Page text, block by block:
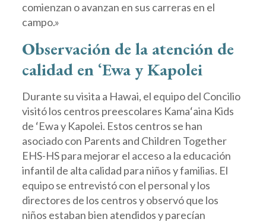
comienzan o avanzan en sus carreras en el
campo.»
Observación de la atención de
calidad en ʻEwa y Kapolei
Durante su visita a Hawai, el equipo del Concilio
visitó los centros preescolares Kamaʻaina Kids
de ʻEwa y Kapolei. Estos centros se han
asociado con Parents and Children Together
EHS-HS para mejorar el acceso a la educación
infantil de alta calidad para niños y familias. El
equipo se entrevistó con el personal y los
directores de los centros y observó que los
niños estaban bien atendidos y parecían